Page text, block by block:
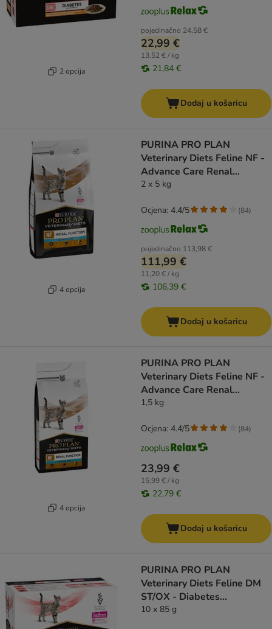
2 opcija
pojedinačno 24,58 €
22,99 €
13,52 € / kg
21,84 €
Dodaj u košaricu
4 opcija
PURINA PRO PLAN
Veterinary Diets Feline NF -
Advance Care Renal
Function
2 x 5 kg
pojedinačno 113,98 €
111,99 €
11,20 € / kg
106,39 €
Ocjena: 4.4/5 (84)
Dodaj u košaricu
4 opcija
PURINA PRO PLAN
Veterinary Diets Feline NF -
Advance Care Renal
Function
1,5 kg
23,99 €
15,99 € / kg
22,79 €
Ocjena: 4.4/5 (84)
Dodaj u košaricu
PURINA PRO PLAN
Veterinary Diets Feline DM
ST/OX - Diabetes
Management govedina
10 x 85 g